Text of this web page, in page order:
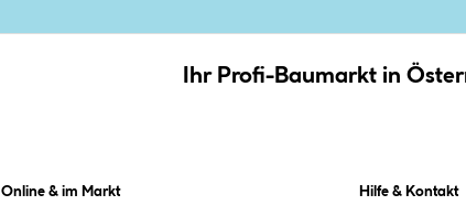
Ihr Profi-Baumarkt in
Online & im Markt Hilfe & Kontakt